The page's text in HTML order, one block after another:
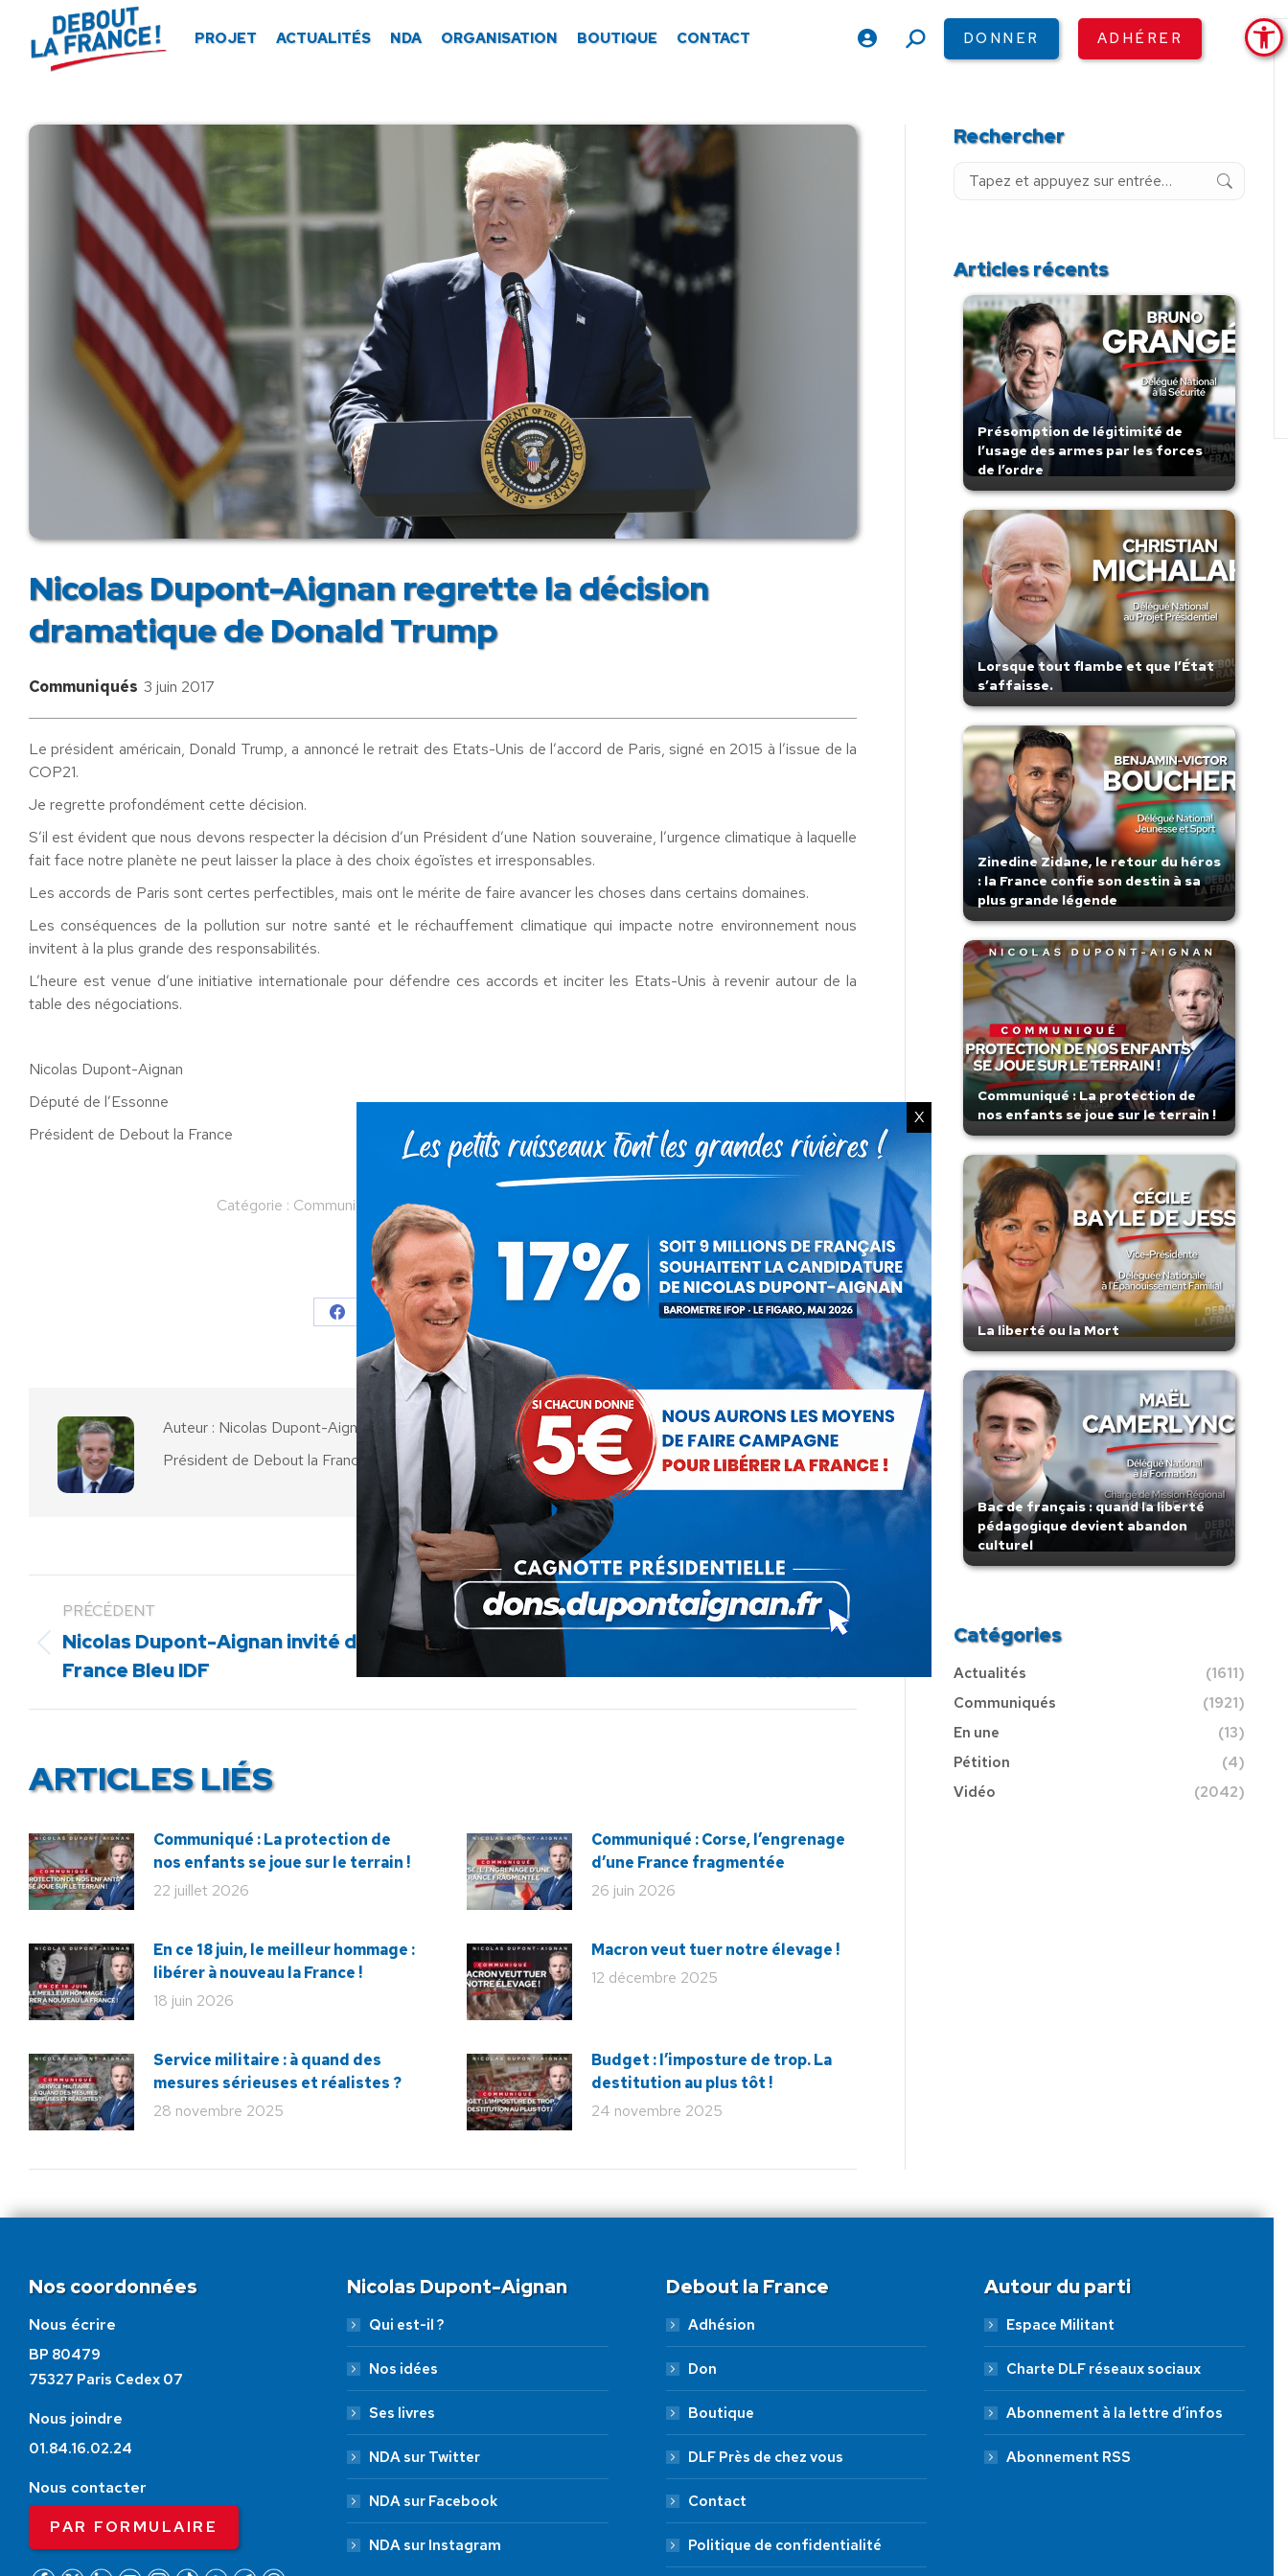
PROJET ACTUALITÉS NDA ORGANISATION BOUTIQUE CONTACT
RechercheDONNER ADHÉRER
Nicolas Dupont-Aignan regrette la décision
dramatique de Donald Trump
Communiqués 3 juin 2017
Le président américain, Donald Trump, a annoncé le retrait des Etats-Unis de l’accord de Paris, signé en 2015 à l’issue de la
COP21.
Je regrette profondément cette décision.
S’il est évident que nous devons respecter la décision d’un Président d’une Nation souveraine, l’urgence climatique à laquelle
fait face notre planète ne peut laisser la place à des choix égoïstes et irresponsables.
Les accords de Paris sont certes perfectibles, mais ont le mérite de faire avancer les choses dans certains domaines.
Les conséquences de la pollution sur notre santé et le réchauffement climatique qui impacte notre environnement nous
invitent à la plus grande des responsabilités.
L’heure est venue d’une initiative internationale pour défendre ces accords et inciter les Etats-Unis à revenir autour de la
table des négociations.
Nicolas Dupont-Aignan
Député de l’Essonne
Président de Debout la France
Catégorie : Communiqués ParNicolas Dupont-Aignan
Partager cet article
Partager
Facebook
Partager
sur
X
Partager
sur
Pinterest
sur
LinkedIn
sur
WhatsApp
Auteur : Nicolas Dupont-Aignan
Président de Debout la France
PRÉCÉDENT
Article
précédent
Nicolas Dupont-Aignan invité de
France Bleu IDF
SUIVANT
suivant
Damien Lempereur invité de France
ARTICLES LIÉS
Communiqué : La protection de
nos enfants se joue sur le terrain !
22 juillet 2026
Communiqué : Corse, l’engrenage
d’une France fragmentée
26 juin 2026
En ce 18 juin, le meilleur hommage :
libérer à nouveau la France !
18 juin 2026
Macron veut tuer notre élevage !
12 décembre 2025
Service militaire : à quand des
mesures sérieuses et réalistes ?
28 novembre 2025
Budget : l’imposture de trop. La
destitution au plus tôt !
24 novembre 2025
Rechercher
Recherche
Articles récents
Présomption de légitimité de
l’usage des armes par les forces
de l’ordre
Lorsque tout flambe et que l’État
s’affaisse.
Zinedine Zidane, le retour du héros
: la France confie son destin à sa
plus grande légende
Communiqué : La protection de
nos enfants se joue sur le terrain !
La liberté ou la Mort
Bac de français : quand la liberté
pédagogique devient abandon
culturel
Catégories
Actualités
(1611)
Communiqués
(1921)
En une
(13)
Pétition
(4)
Vidéo
(2042)
Nos coordonnées
Nous écrire
BP 80479
75327 Paris Cedex 07
Nous joindre
01.84.16.02.24
Nous contacter
PAR FORMULAIRE
Nicolas Dupont-Aignan
Qui est-il ?
Nos idées
Ses livres
NDA sur Twitter
NDA sur Facebook
NDA sur Instagram
Debout la France
Adhésion
Don
Boutique
DLF Près de chez vous
Contact
Politique de confidentialité
Autour du parti
Espace Militant
Charte DLF réseaux sociaux
Abonnement à la lettre d’infos
Abonnement RSS
X
Panneau de gestion des cookies